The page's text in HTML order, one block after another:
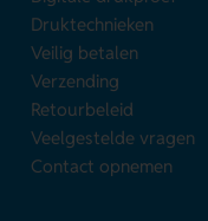
Druktechnieken
Veilig betalen
Verzending
Retourbeleid
Veelgestelde vragen
Contact opnemen